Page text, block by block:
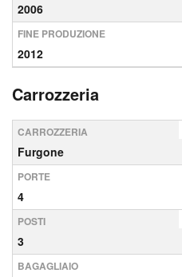
2006
FINE PRODUZIONE
2012
Carrozzeria
CARROZZERIA
Furgone
PORTE
4
POSTI
3
BAGAGLIAIO